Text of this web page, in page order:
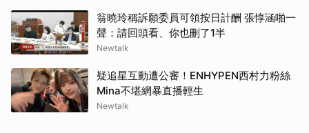
翁曉玲稱訴願委員可領按日計酬 張惇涵啪一
聲：請回頭看、你也刪了1半
Newtalk
疑追星互動遭公審！ENHYPEN西村力粉絲
Mina不堪網暴直播輕生
Newtalk